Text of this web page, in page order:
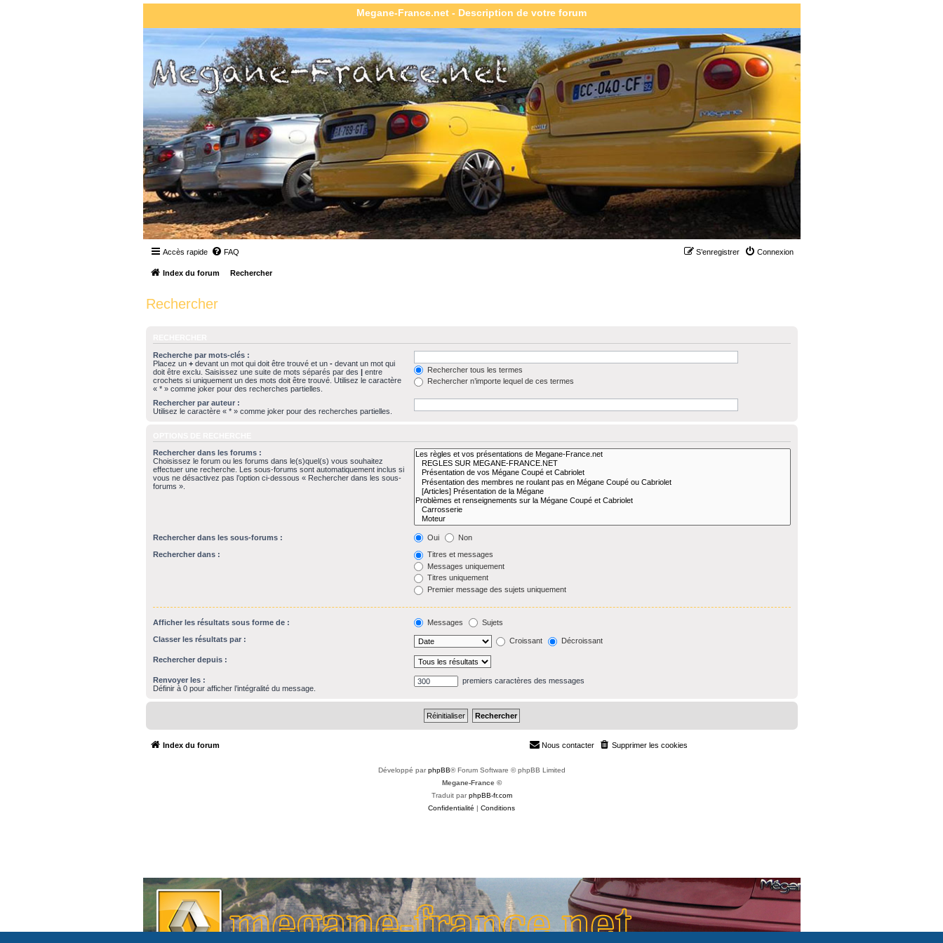
Megane-France.net - Description de votre forum
Accès rapide FAQ Connexion
S’enregistrer
Index du forum Rechercher
Rechercher
Recherche par mots-clés :
Placez un +devant un mot qui doit être trouvé et un -devant un mot qui
doit être exclu. Saisissez une suite de mots séparés par des |entre
crochets si uniquement un des mots doit être trouvé. Utilisez le caractère
« * » comme joker pour des recherches partielles.
Rechercher tous les termes
Rechercher n’importe lequel de ces termes
Rechercher par auteur :
Utilisez le caractère « * » comme joker pour des recherches partielles.
Rechercher dans les forums :
Choisissez le forum ou les forums dans le(s)quel(s) vous souhaitez
effectuer une recherche. Les sous-forums sont automatiquement inclus si
vous ne désactivez pas l’option ci-dessous « Rechercher dans les sous-
forums ».
Rechercher dans les sous-forums : Oui Non
Rechercher dans :
Titres et messages
Messages uniquement
Titres uniquement
Premier message des sujets uniquement
Afficher les résultats sous forme de : Messages Sujets
Classer les résultats par : Croissant Décroissant
Rechercher depuis :
Renvoyer les :
Définir à 0 pour afficher l’intégralité du message.
premiers caractères des messages
Index du forum Supprimer les cookies
Nous contacter
Développé parphpBB® Forum Software © phpBB Limited
Megane-France ©
Traduit parphpBB-fr.com
Confidentialité | Conditions